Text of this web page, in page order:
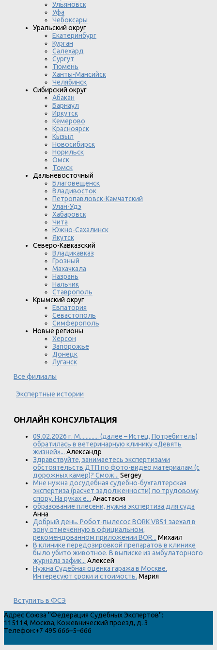
Ульяновск
Уфа
Чебоксары
Уральский округ
Екатеринбург
Курган
Салехард
Сургут
Тюмень
Ханты-Мансийск
Челябинск
Сибирский округ
Абакан
Барнаул
Иркутск
Кемерово
Красноярск
Кызыл
Новосибирск
Норильск
Омск
Томск
Дальневосточный
Благовещенск
Владивосток
Петропавловск-Камчатский
Улан-Удэ
Хабаровск
Чита
Южно-Сахалинск
Якутск
Северо-Кавказский
Владикавказ
Грозный
Махачкала
Назрань
Нальчик
Ставрополь
Крымский округ
Евпатория
Севастополь
Симферополь
Новые регионы
Херсон
Запорожье
Донецк
Луганск
Все филиалы
Экспертные истории
ОНЛАЙН КОНСУЛЬТАЦИЯ
09.02.2026 г. М............. (далее – Истец, Потребитель)
обратилась в ветеринарную клинику «Девять
жизней»... Александр
Здравствуйте, занимаетесь экспертизами
обстоятельств ДТП по фото-видео материалам (с
дорожных камер)? Смож... Sergey
Мне нужна досудебная судебно-бухгалтерская
экспертиза (расчет задолженности) по трудовому
спору. На руках е... Анастасия
образование плесени, нужна экспертиза для суда
Анна
Добрый день. Робот-пылесос BORK V851 заехал в
зону отмеченную в официальном,
рекомендованном приложении BOR... Михаил
В клинике передозировкой препаратов в клинике
было убито животное. В выписке из амбулаторного
журнала зафик... Алексей
Нужна Судебная оценка гаража в Москве.
Интересуют сроки и стоимость. Мария
Вступить в ФСЭ
Адрес Союза "Федерация Судебных Экспертов":
115114, Москва, Кожевнический проезд, д. 3
Телефон:+7 495 666–5–666